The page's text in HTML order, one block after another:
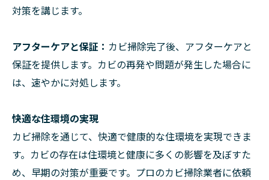
対策を講じます。
アフターケアと保証： カビ掃除完了後、アフターケアと
保証を提供します。カビの再発や問題が発生した場合に
は、速やかに対処します。
快適な住環境の実現
カビ掃除を通じて、快適で健康的な住環境を実現できま
す。カビの存在は住環境と健康に多くの影響を及ぼすた
め、早期の対策が重要です。プロのカビ掃除業者に依頼